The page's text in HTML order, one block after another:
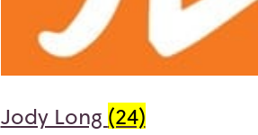
Jody Long (24)